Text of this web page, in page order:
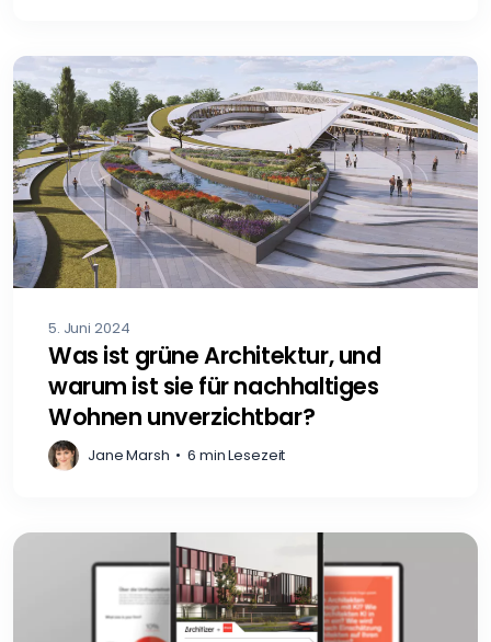
5. Juni 2024
Was ist grüne Architektur, und
warum ist sie für nachhaltiges
Wohnen unverzichtbar?
Jane Marsh • 6 min Lesezeit